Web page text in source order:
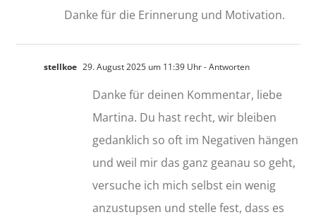
Danke für die Erinnerung und Motivation.
stellkoe 29. August 2025 um 11:39 Uhr- Antworten
Danke für deinen Kommentar, liebe
Martina. Du hast recht, wir bleiben
gedanklich so oft im Negativen hängen
und weil mir das ganz geanau so geht,
versuche ich mich selbst ein wenig
anzustupsen und stelle fest, dass es